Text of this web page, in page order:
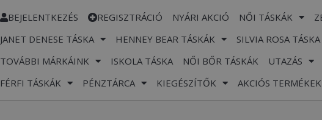
BEJELENTKEZÉS REGISZTRÁCIÓ NYÁRI AKCIÓ NŐI TÁSKÁK
JANET DENESE TÁSKA
HENNEY BEAR TÁSKÁK
SILVIA ROSA TÁSKA
TOVÁBBI MÁRKÁINK
ISKOLA TÁSKA NŐI BŐR TÁSKÁK UTAZÁS
FÉRFI TÁSKÁK
PÉNZTÁRCA KIEGÉSZÍTŐK AKCIÓS TERMÉKEK